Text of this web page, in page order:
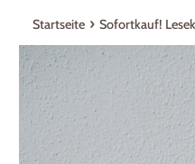
Startseite › Sofortkauf!